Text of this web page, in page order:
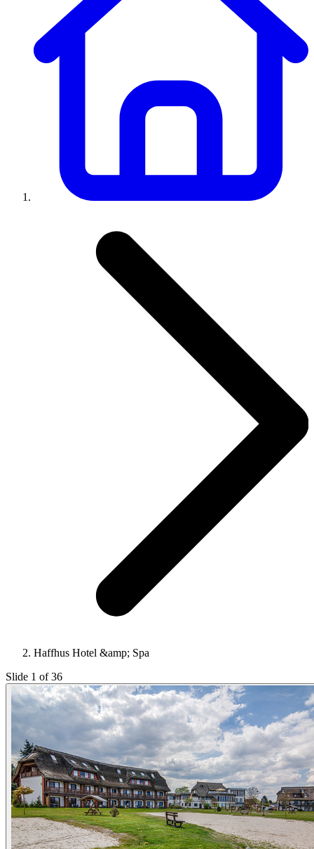
Haffhus Hotel &amp; Spa
Slide 1 of 36